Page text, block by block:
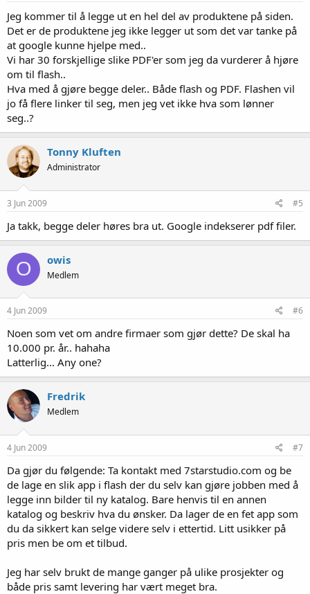
Jeg kommer til å legge ut en hel del av produktene på siden.
Det er de produktene jeg ikke legger ut som det var tanke på
at google kunne hjelpe med..
Vi har 30 forskjellige slike PDF'er som jeg da vurderer å hjøre
om til flash..
Hva med å gjøre begge deler.. Både flash og PDF. Flashen vil
jo få flere linker til seg, men jeg vet ikke hva som lønner
seg..?
Tonny Kluften
Administrator
3 Jun 2009 #5
Ja takk, begge deler høres bra ut. Google indekserer pdf filer.
O owis
Medlem
4 Jun 2009 #6
Noen som vet om andre firmaer som gjør dette? De skal ha
10.000 pr. år.. hahaha
Latterlig... Any one?
Fredrik
Medlem
4 Jun 2009 #7
Da gjør du følgende: Ta kontakt med 7starstudio.com og be
de lage en slik app i flash der du selv kan gjøre jobben med å
legge inn bilder til ny katalog. Bare henvis til en annen
katalog og beskriv hva du ønsker. Da lager de en fet app som
du da sikkert kan selge videre selv i ettertid. Litt usikker på
pris men be om et tilbud.
Jeg har selv brukt de mange ganger på ulike prosjekter og
både pris samt levering har vært meget bra.